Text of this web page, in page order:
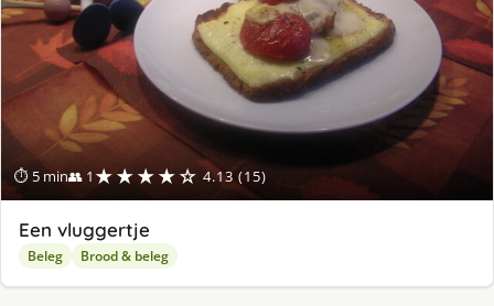
⏱ 5 min👥 1 ★★★★☆ 4.13 (15)
Een vluggertje
Beleg Brood & beleg